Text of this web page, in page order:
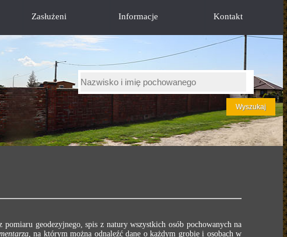
Zasłużeni Informacje Kontakt
geodezyjnego, spis z natury wszystkich osób pochowanych na
, na którym można odnaleźć dane o każdym grobie i osobach w